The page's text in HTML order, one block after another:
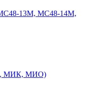
13М, МС48-14М,
МИК, МИО)